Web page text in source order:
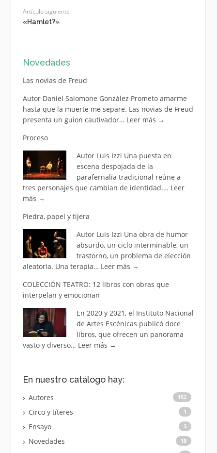
Artículo siguiente
«Hamlet?»
Novedades
Las novias de Freud
Autor Daniel Salomone González Prometo amarme
hasta que la muerte me separe. Las novias de Freud
presenta un guion cautivador… Leer más →
Proceso
Autor Luis Izzi Una puesta en
escena despojada de la
parafernalia tradicional reúne a
tres personajes que cambian de identidad.… Leer
más →
Piedra, papel y tijera
Autor Luis Izzi Una obra de humor
absurdo, un ciclo interminable, un
trastorno, un problema de elección
aleatoria. Una terapia… Leer más →
COLECCIÓN TEATRO: 12 libros con obras que
interpelan y emocionan
En 2020 y 2021, el Instituto Nacional
de Artes Escénicas publicó doce
libros, que ofrecen un panorama
vasto y diverso… Leer más →
En nuestro catálogo hay:
Autores 152
Circo y títeres 1
Ensayo 3
Novedades 18